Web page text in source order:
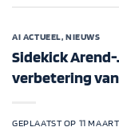
AI ACTUEEL,NIEUWS
Sidekick
verbetering
GEPLAATST OP 11